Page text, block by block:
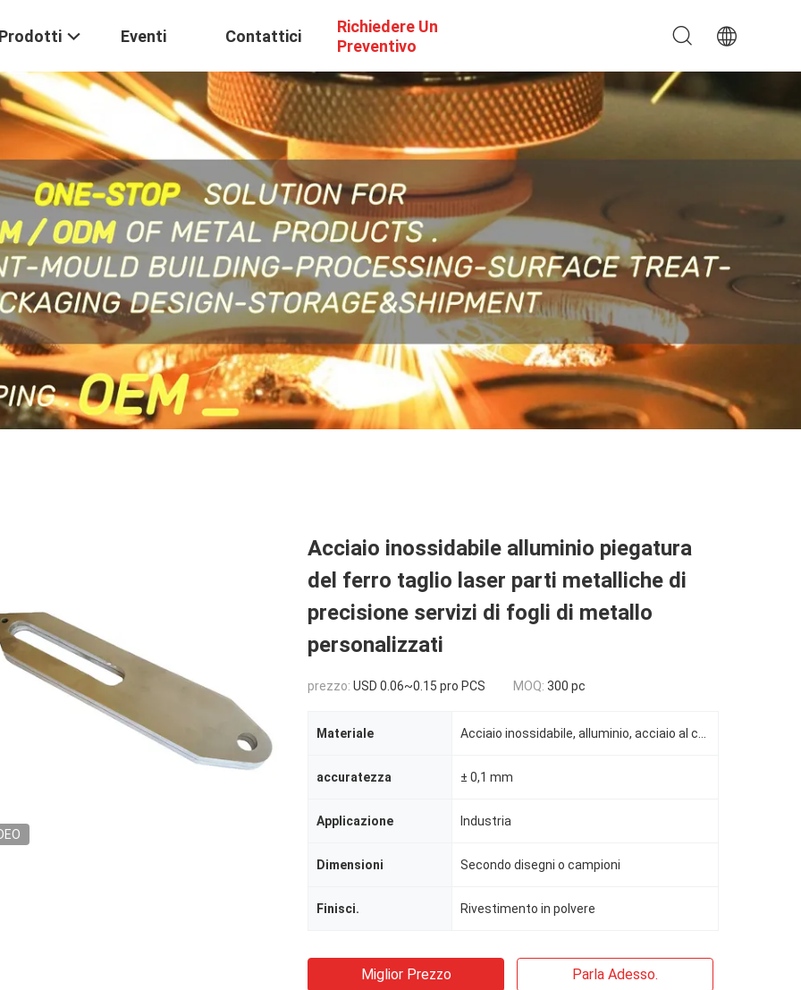
Eventi Contattici
Richiedere Un
Preventivo
Acciaio inossidabile alluminio piegatura
del ferro taglio laser parti metalliche di
precisione servizi di fogli di metallo
personalizzati
prezzo: USD 0.06~0.15 pro PCS MOQ: 300 pc
Materiale
accuratezza ± 0,1 mm
Applicazione Industria
Dimensioni Secondo disegni o campioni
Finisci. Rivestimento in polvere
Miglior Prezzo Parla Adesso.